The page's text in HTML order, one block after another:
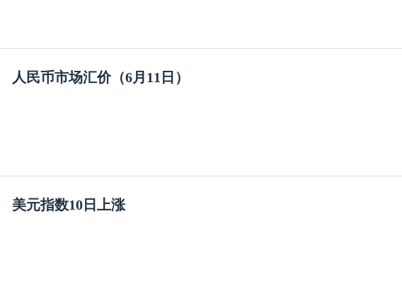
人民币市场汇价（6月11日）
美元指数10日上涨